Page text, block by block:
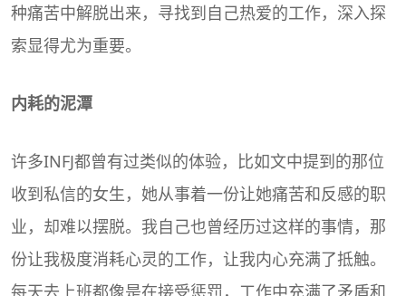
种痛苦中解脱出来，寻找到自己热爱的工作，深入探
索显得尤为重要。
内耗的泥潭
许多INFJ都曾有过类似的体验，比如文中提到的那位
收到私信的女生，她从事着一份让她痛苦和反感的职
业，却难以摆脱。我自己也曾经历过这样的事情，那
份让我极度消耗心灵的工作，让我内心充满了抵触。
每天去上班都像是在接受惩罚，工作中充满了矛盾和